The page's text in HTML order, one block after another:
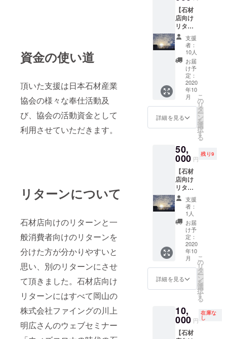
資金の使い道
頂いた支援は日本石材産業
協会の様々な奉仕活動及
び、協会の活動資金として
利用させていただきます。
リターンについて
石材店向けのリターンと一
般消費者向けのリターンを
分けた方が分かりやすいと
思い、別のリターンにさせ
て頂きました。石材店向け
リターンにはすべて岡山の
株式会社ファイングの川上
明広さんのウェブセミナー
語」Ⅲ
～つな
がりの
ものが
たり～
30冊
③「お
礼の手
紙」
【石材
店向け
リター
ン７】
① 川
上明広
さん
ウェブ
セミ
ナー
「ウィ
ズコロ
ナの時
代の石
材店の
ニュー
スレ
ター完
全マ
ニュア
ル（サ
ンプル
データ
付き）
②
「お墓
物語」
Ⅲ～つ
ながり
のもの
がたり
～ 50
支援
者：
10人
お届
け予
定：
2020
年10
月
詳細を見る
こ
の
リ
タ
ー
ン
を
選
択
す
る
50,
000 円
残り9
【石材
店向け
リター
ン５】
～スポ
ンサー
ただた
だ支援
した
い、と
いう方
①「川
上明広
さん
②「お
墓物
語」Ⅲ
～つな
支援
者：
1人
お届
け予
定：
2020
年10
月
詳細を見る
こ
の
リ
タ
ー
ン
を
選
択
す
る
10,
000 円
在庫な
し
【石材